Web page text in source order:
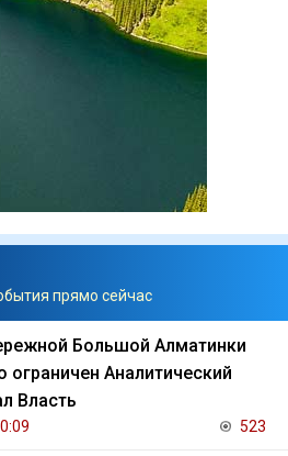
прямо сейчас
Большой Алматинки
ограничен Аналитический
Власть
523